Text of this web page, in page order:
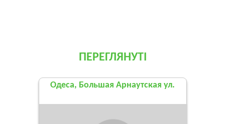
ПЕРЕГЛЯНУТІ
Одеса, Большая Арнаутская ул.